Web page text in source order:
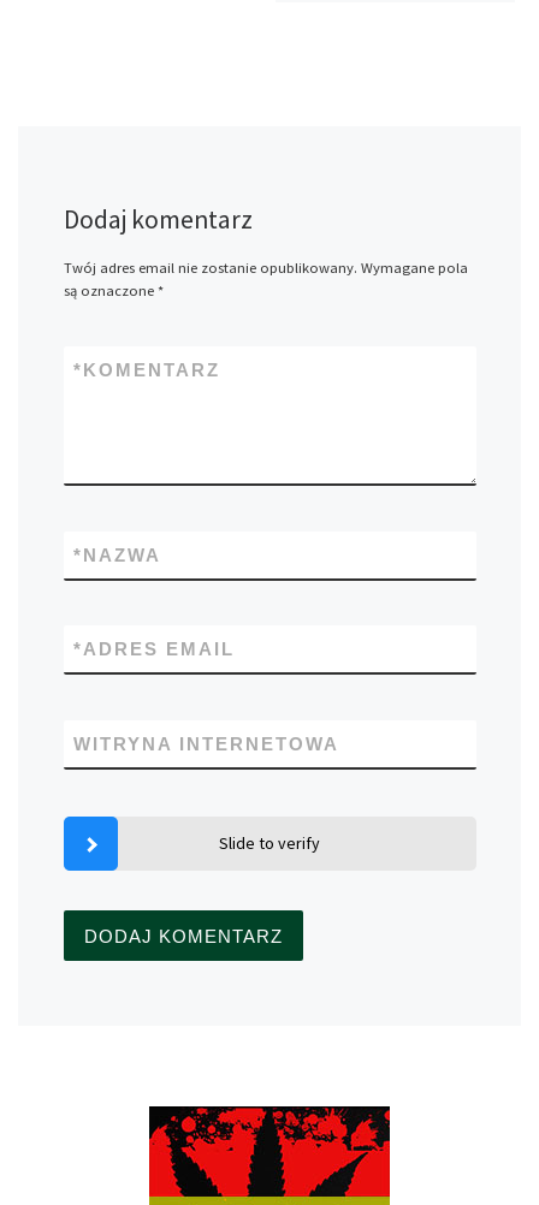
Dodaj komentarz
Twój adres email nie zostanie opublikowany. Wymagane pola
są oznaczone *
KOMENTARZ
*
NAZWA
*
ADRES EMAIL
*
WITRYNA INTERNETOWA
Slide to verify